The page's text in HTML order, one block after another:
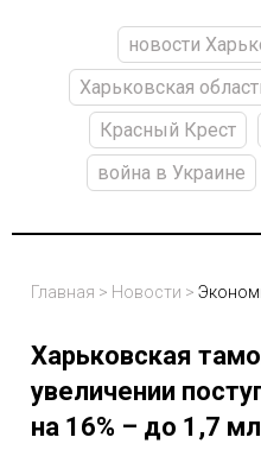
новости
Харьковская
Красный Крест
война в Украине
Главная > Новости >
Харьковская
увеличении
на 16% – до 1,7